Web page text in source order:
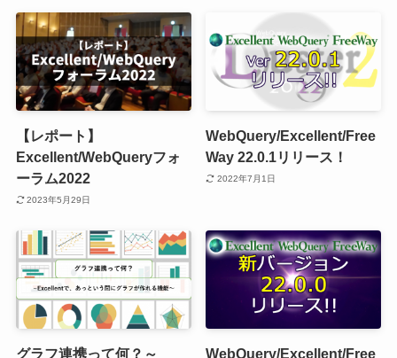
【レポート】
Excellent/WebQueryフォ
ーラム2022
2023年5月29日
WebQuery/Excellent/Free
Way 22.0.1リリース！
2022年7月1日
グラフ連携って何？～
WebQuery/Excellent/Free